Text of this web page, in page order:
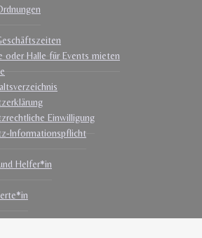
oder Halle für Events mieten
Einwilligung
Informationspflicht
Helfer*in